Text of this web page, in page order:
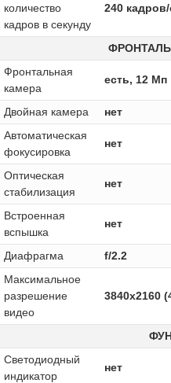
количество
кадров в секунду
240 кадров/
Фронтальная
камера
есть, 12 Мп
Двойная камера
нет
Автоматическая
фокусировка
нет
Оптическая
стабилизация
нет
Встроенная
вспышка
нет
Диафрагма
f/2.2
Максимальное
разрешение
видео
3840x2160
Светодиодный
индикатор
нет